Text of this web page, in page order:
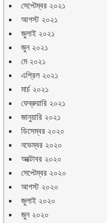
সেপ্টেম্বর ২০২১
আগস্ট ২০২১
জুলাই ২০২১
জুন ২০২১
মে ২০২১
এপ্রিল ২০২১
মার্চ ২০২১
ফেব্রুয়ারি ২০২১
জানুয়ারি ২০২১
ডিসেম্বর ২০২০
নভেম্বর ২০২০
অক্টোবর ২০২০
সেপ্টেম্বর ২০২০
আগস্ট ২০২০
জুলাই ২০২০
জুন ২০২০